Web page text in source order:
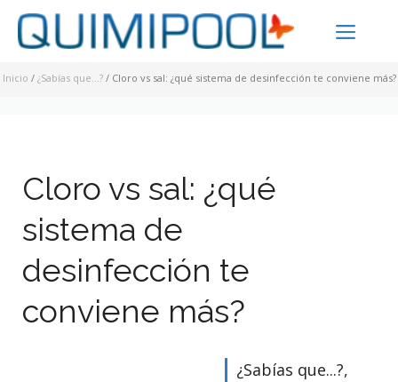
Saltar
Inicio / ¿Sabías que...?/ Cloro vs sal: ¿qué sistema de desinfección te conviene más?
Cloro vs sal: ¿qué
sistema de
desinfección te
conviene más?
¿Sabías que...?,